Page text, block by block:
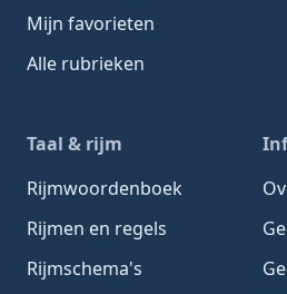
Mijn favorieten
Alle rubrieken
Taal & rijm
Rijmwoordenboek
Rijmen en regels
Rijmschema's